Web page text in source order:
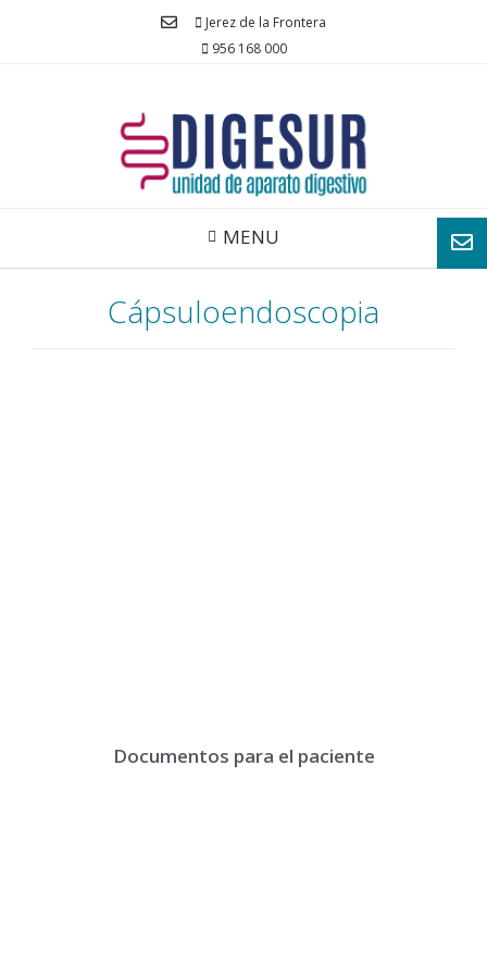
Jerez de la Frontera
956 168 000
MENU
Cápsuloendoscopia
Documentos para el paciente